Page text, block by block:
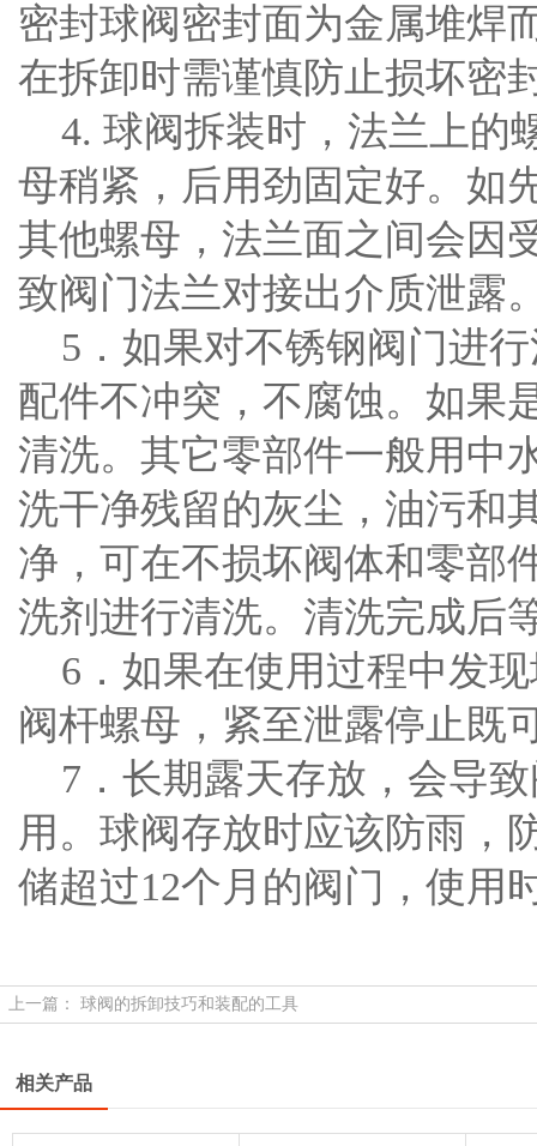
密封球阀密封面为金属堆焊
在拆卸时需谨慎防止损坏密
4. 球阀拆装时，法兰上的
母稍紧，后用劲固定好。如
其他螺母，法兰面之间会因
致阀门法兰对接出介质泄露
5．如果对不锈钢阀门进
配件不冲突，不腐蚀。如果
清洗。其它零部件一般用中
洗干净残留的灰尘，油污和
净，可在不损坏阀体和零部
洗剂进行清洗。清洗完成后
6．如果在使用过程中发
阀杆螺母，紧至泄露停止既
7．长期露天存放，会导
用。球阀存放时应该防雨，
储超过12个月的阀门，使用
上一篇： 球阀的拆卸技巧和装配的工具
相关产品